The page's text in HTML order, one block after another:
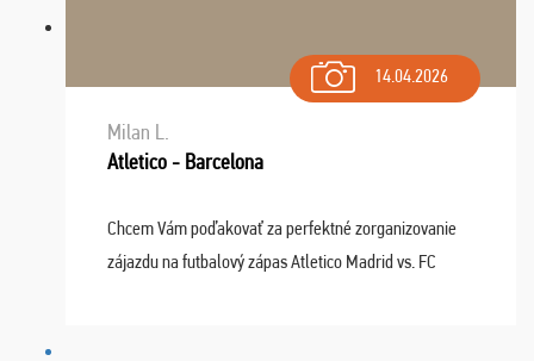
14.04.2026
Milan L.
Atletico - Barcelona
Chcem Vám poďakovať za perfektné zorganizovanie
zájazdu na futbalový zápas Atletico Madrid vs. FC